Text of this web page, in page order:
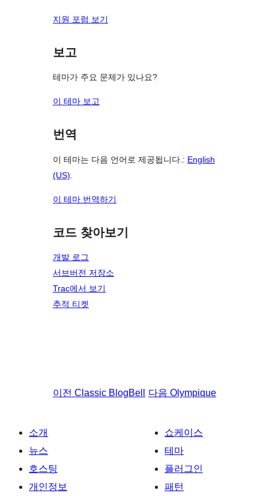
지원 포럼 보기
보고
테마가 주요 문제가 있나요?
이 테마 보고
번역
이 테마는 다음 언어로 제공됩니다.: English
(US)
이 테마 번역하기
코드 찾아보기
개발 로그
서브버전 저장소
Trac에서 보기
추적 티켓
이전 Classic BlogBell 다음 Olympique
소개
뉴스
호스팅
개인정보
쇼케이스
테마
플러그인
패턴